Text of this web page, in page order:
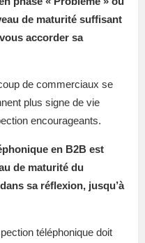
de maturité suffisant
accorder sa
de commerciaux se
plus signe de vie
encourageants.
en B2B est
de maturité du
sa réflexion, jusqu’à
téléphonique doit